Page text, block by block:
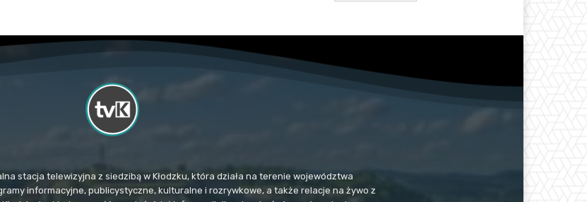
stacja telewizyjna z siedzibą w Kłodzku, która działa na terenie województwa
informacyjne, publicystyczne, kulturalne i rozrywkowe, a także relacje na żywo z